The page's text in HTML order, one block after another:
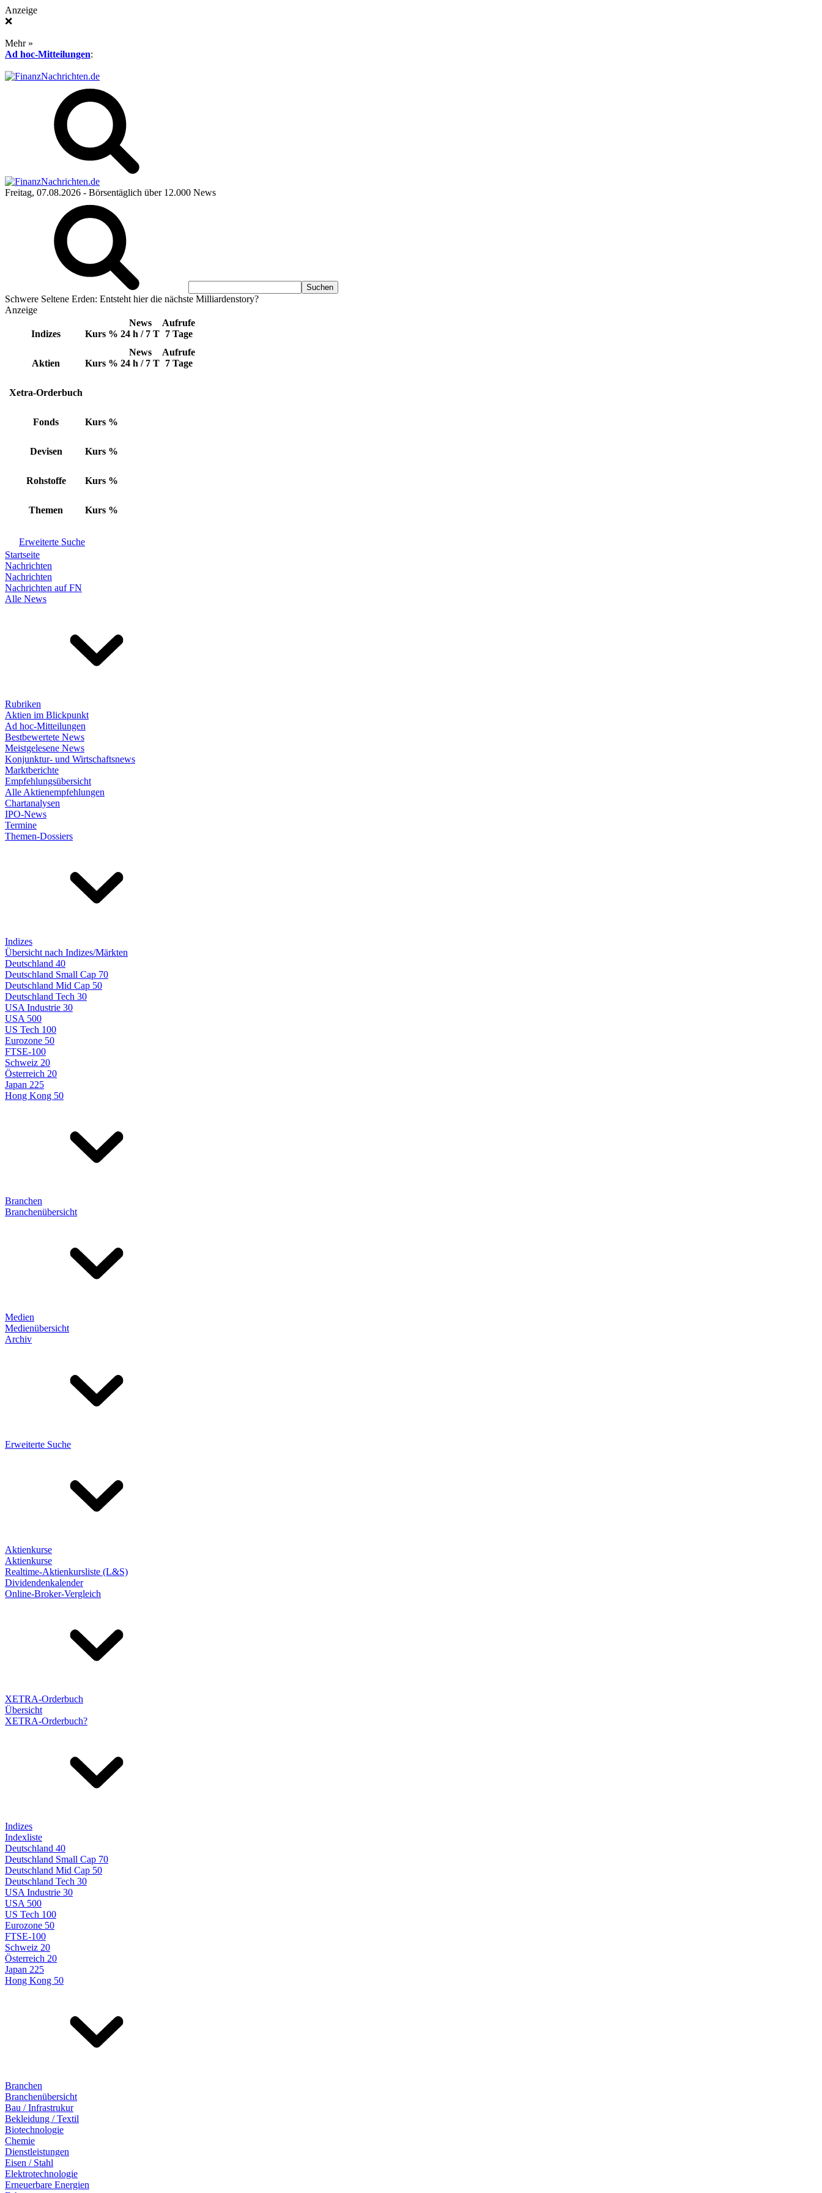
Anzeige
❌
Mehr »
Ad hoc-Mitteilungen:
Freitag, 07.08.2026 - Börsentäglich über 12.000 News
Schwere Seltene Erden: Entsteht hier die nächste Milliardenstory?
Anzeige
Indizes Kurs %
News
24 h / 7 T
Aufrufe
7 Tage
Aktien Kurs %
News
24 h / 7 T
Aufrufe
7 Tage
Xetra-Orderbuch
Fonds Kurs %
Devisen Kurs %
Rohstoffe Kurs %
Themen Kurs %
Erweiterte Suche
Startseite
Nachrichten
Nachrichten
Nachrichten auf FN
Alle News
Rubriken
Aktien im Blickpunkt
Ad hoc-Mitteilungen
Bestbewertete News
Meistgelesene News
Konjunktur- und Wirtschaftsnews
Marktberichte
Empfehlungsübersicht
Alle Aktienempfehlungen
Chartanalysen
IPO-News
Termine
Themen-Dossiers
Indizes
Übersicht nach Indizes/Märkten
Deutschland 40
Deutschland Small Cap 70
Deutschland Mid Cap 50
Deutschland Tech 30
USA Industrie 30
USA 500
US Tech 100
Eurozone 50
FTSE-100
Schweiz 20
Österreich 20
Japan 225
Hong Kong 50
Branchen
Branchenübersicht
Medien
Medienübersicht
Archiv
Erweiterte Suche
Aktienkurse
Aktienkurse
Realtime-Aktienkursliste (L&S)
Dividendenkalender
Online-Broker-Vergleich
XETRA-Orderbuch
Übersicht
XETRA-Orderbuch?
Indizes
Indexliste
Deutschland 40
Deutschland Small Cap 70
Deutschland Mid Cap 50
Deutschland Tech 30
USA Industrie 30
USA 500
US Tech 100
Eurozone 50
FTSE-100
Schweiz 20
Österreich 20
Japan 225
Hong Kong 50
Branchen
Branchenübersicht
Bau / Infrastrukur
Bekleidung / Textil
Biotechnologie
Chemie
Dienstleistungen
Eisen / Stahl
Elektrotechnologie
Erneuerbare Energien